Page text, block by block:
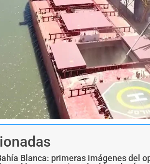
Blanca: primeras imágenes del